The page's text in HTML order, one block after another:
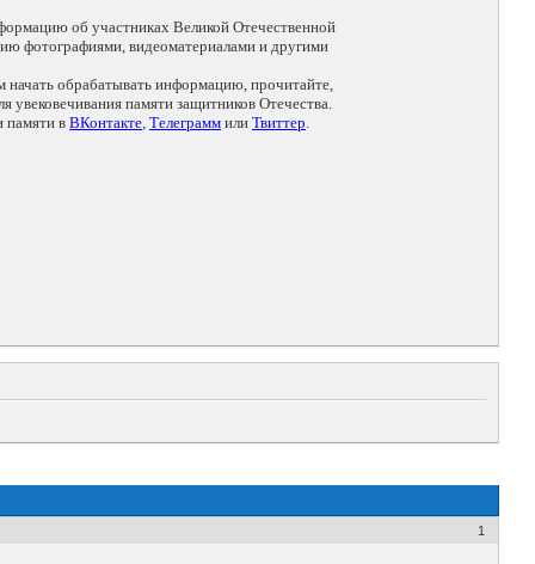
об участниках Великой Отечественной
фотографиями, видеоматериалами и другими
начать обрабатывать информацию, прочитайте,
памяти защитников Отечества.
памяти в ВКонтакте, Телеграмм или Твиттер.
1